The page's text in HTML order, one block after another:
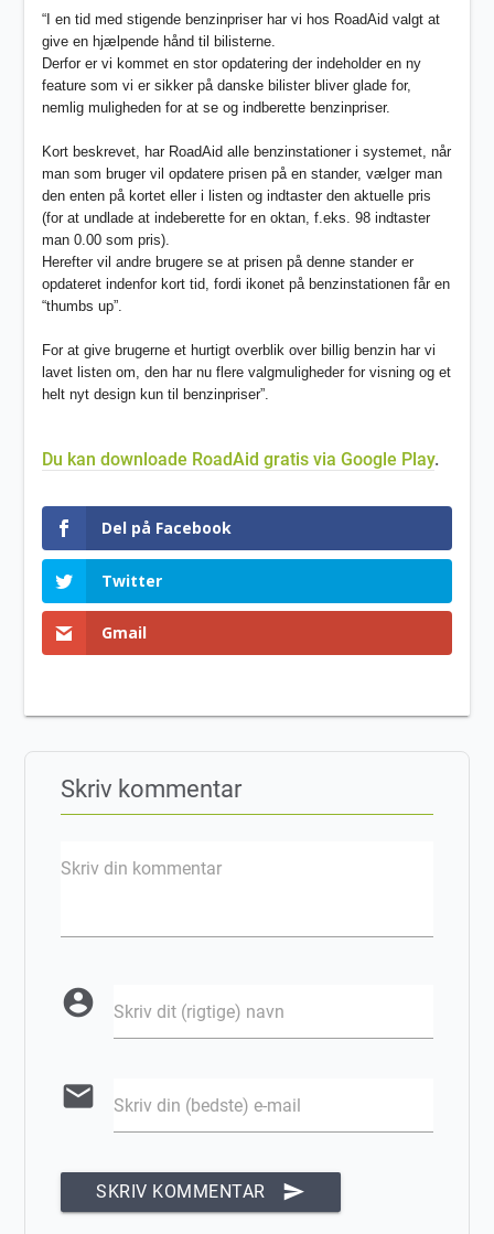
“I en tid med stigende benzinpriser har vi hos RoadAid valgt at
give en hjælpende hånd til bilisterne.
Derfor er vi kommet en stor opdatering der indeholder en ny
feature som vi er sikker på danske bilister bliver glade for,
nemlig muligheden for at se og indberette benzinpriser.
Kort beskrevet, har RoadAid alle benzinstationer i systemet, når
man som bruger vil opdatere prisen på en stander, vælger man
den enten på kortet eller i listen og indtaster den aktuelle pris
(for at undlade at indeberette for en oktan, f.eks. 98 indtaster
man 0.00 som pris).
Herefter vil andre brugere se at prisen på denne stander er
opdateret indenfor kort tid, fordi ikonet på benzinstationen får en
“thumbs up”.
For at give brugerne et hurtigt overblik over billig benzin har vi
lavet listen om, den har nu flere valgmuligheder for visning og et
helt nyt design kun til benzinpriser”.
Du kan downloade RoadAid gratis via Google Play.
Del på Facebook
Twitter
Gmail
Skriv kommentar
Skriv din kommentar
account_circle Skriv dit (rigtige) navn
email Skriv din (bedste) e-mail
SKRIV KOMMENTAR send